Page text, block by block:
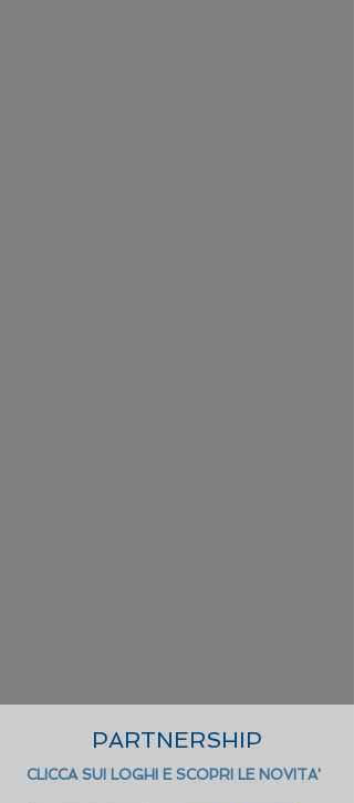
PARTNERSHIP
CLICCA SUI LOGHI E SCOPRI LE NOVITA'